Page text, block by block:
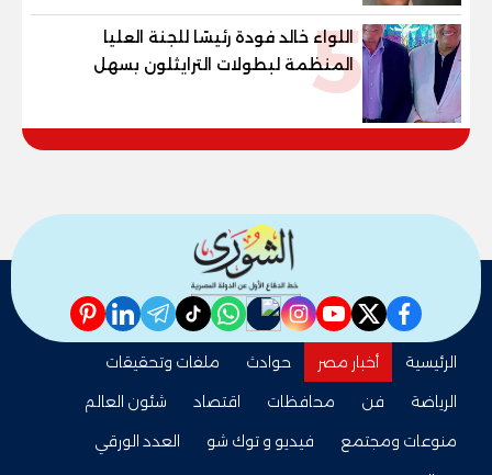
5
اللواء خالد فودة رئيسًا للجنة العليا
المنظمة لبطولات الترايثلون بسهل
حشيش
facebook
twitter
youtube
instagram
nabd
whatsapp
tiktok
telegram
linkedin
pinterest
الرئيسية أخبار مصر حوادث
ملفات وتحقيقات
الرياضة
فن محافظات اقتصاد
شئون العالم
منوعات ومجتمع
فيديو و توك شو
العدد الورقي